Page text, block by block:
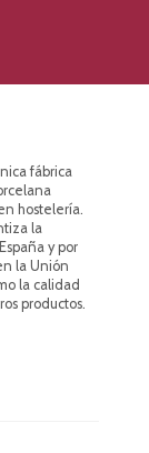
fábrica
hostelería.
la
y por
la Unión
la calidad
productos.